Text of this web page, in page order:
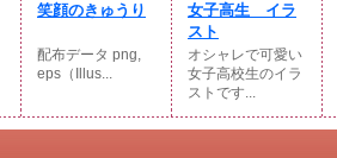
笑顔のきゅうり
配布データ png,
eps（Illus...
女子高生 イラ
スト
オシャレで可愛い
女子高校生のイラ
ストです...